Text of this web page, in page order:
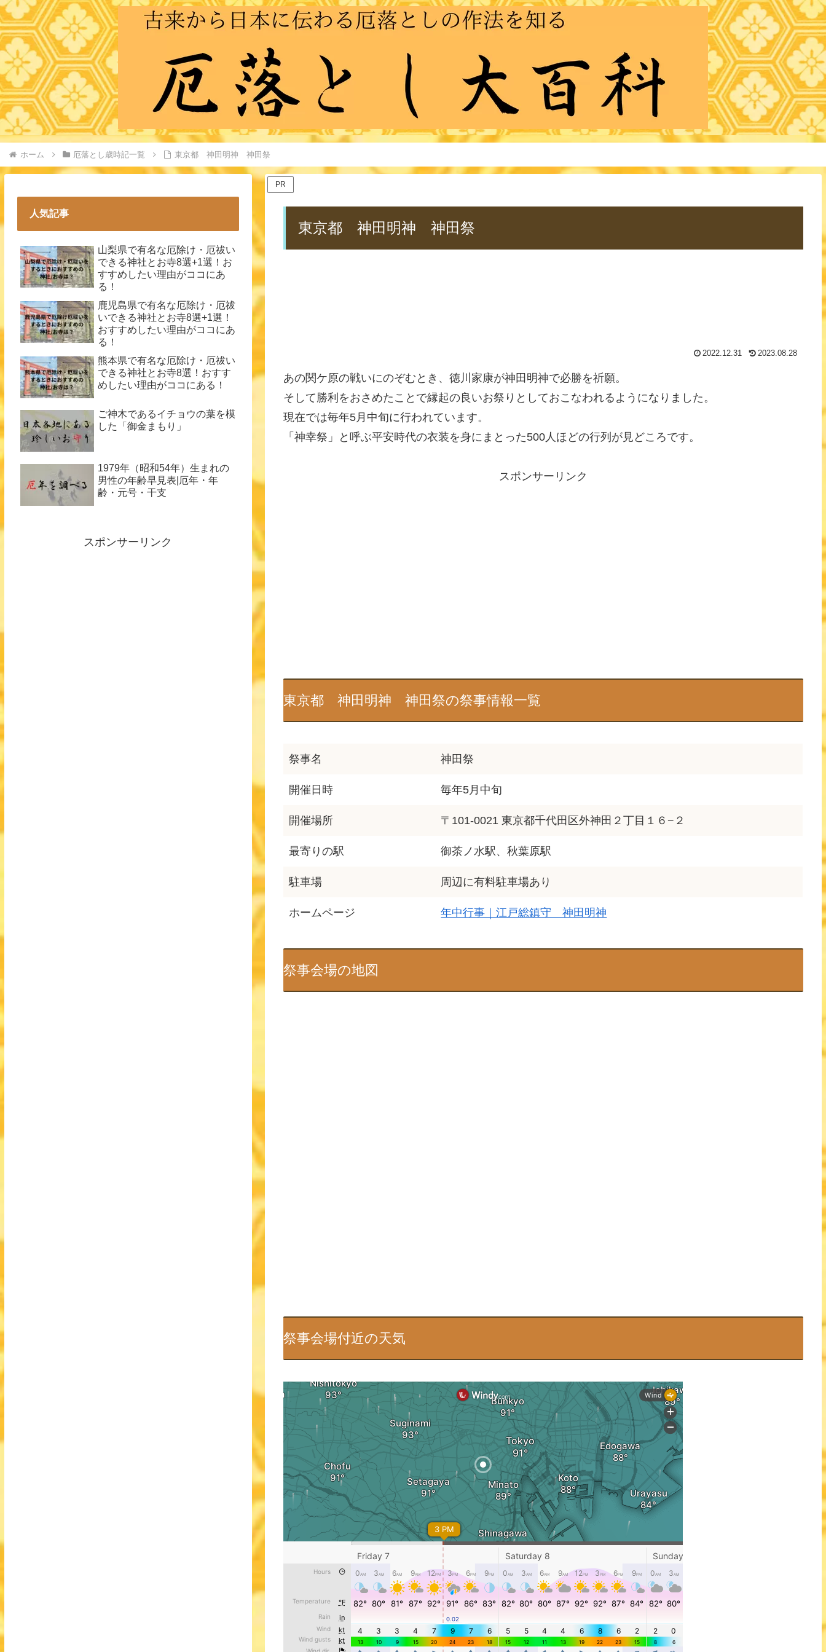
ホーム 厄落とし歳時記一覧 東京都 神田明神 神田祭
PR
東京都 神田明神 神田祭
2022.12.31 2023.08.28
あの関ケ原の戦いにのぞむとき、徳川家康が神田明神で必勝を祈願。
そして勝利をおさめたことで縁起の良いお祭りとしておこなわれるようになりました。
現在では毎年5月中旬に行われています。
「神幸祭」と呼ぶ平安時代の衣装を身にまとった500人ほどの行列が見どころです。
スポンサーリンク
東京都 神田明神 神田祭の祭事情報一覧
祭事名 神田祭
開催日時 毎年5月中旬
開催場所 〒101-0021 東京都千代田区外神田２丁目１６−２
最寄りの駅 御茶ノ水駅、秋葉原駅
駐車場 周辺に有料駐車場あり
ホームページ 年中行事｜江戸総鎮守 神田明神
祭事会場の地図
祭事会場付近の天気
人気記事
山梨県で有名な厄除け・厄祓い
できる神社とお寺8選+1選！お
すすめしたい理由がココにあ
る！
鹿児島県で有名な厄除け・厄祓
いできる神社とお寺8選+1選！
おすすめしたい理由がココにあ
る！
熊本県で有名な厄除け・厄祓い
できる神社とお寺8選！おすす
めしたい理由がココにある！
ご神木であるイチョウの葉を模
した「御金まもり」
1979年（昭和54年）生まれの
男性の年齢早見表|厄年・年
齢・元号・干支
スポンサーリンク